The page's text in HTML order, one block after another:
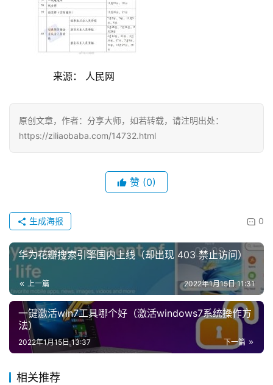
日
好
诗
	  来源： 人民网
原创文章，作者：分享大师，如若转载，请注明出处：
https://ziliaobaba.com/14732.html
赞 (0)
0
生成海报
华为花瓣搜索引擎国内上线（却出现 403 禁止访问）
上一篇 2022年1月15日 11:31
一键激活win7工具哪个好（激活windows7系统操作方
法）
下一篇
2022年1月15日 13:37
相关推荐